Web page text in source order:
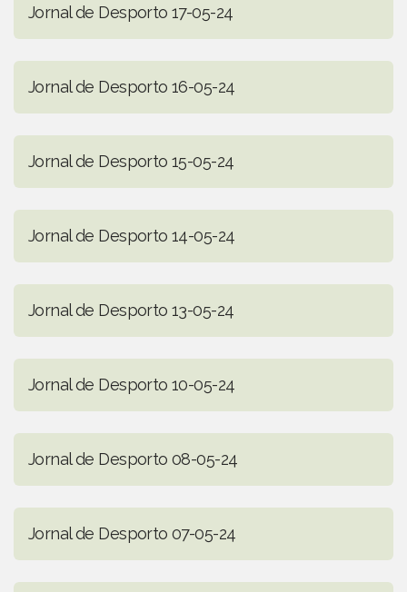
Jornal de Desporto 17-05-24
Jornal de Desporto 16-05-24
Jornal de Desporto 15-05-24
Jornal de Desporto 14-05-24
Jornal de Desporto 13-05-24
Jornal de Desporto 10-05-24
Jornal de Desporto 08-05-24
Jornal de Desporto 07-05-24